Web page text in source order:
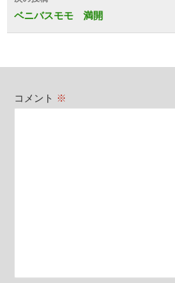
ビ
ー
シ
ョ
ベニバスモモ 満開
コメント ※